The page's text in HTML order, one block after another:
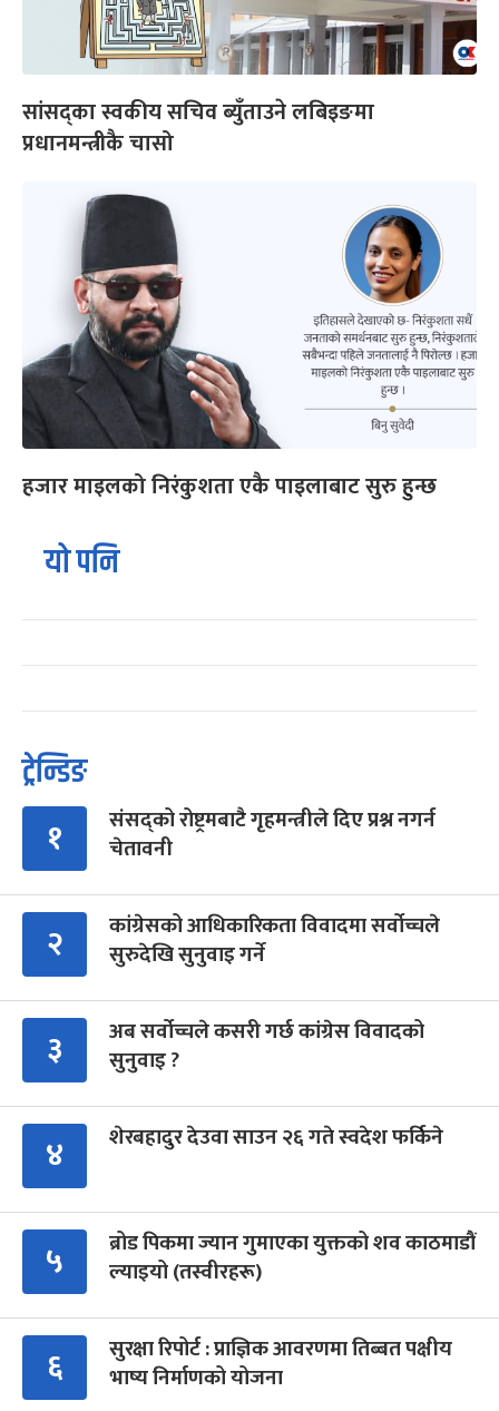
सांसद्का स्वकीय सचिव ब्युँताउने लबिइङमा
प्रधानमन्त्रीकै चासो
हजार माइलको निरंकुशता एकै पाइलाबाट सुरु हुन्छ
यो पनि
ट्रेन्डिङ
१
संसद्को रोष्ट्रमबाटै गृहमन्त्रीले दिए प्रश्न नगर्न
चेतावनी
२
कांग्रेसको आधिकारिकता विवादमा सर्वोच्चले
सुरुदेखि सुनुवाइ गर्ने
३
अब सर्वोच्चले कसरी गर्छ कांग्रेस विवादको
सुनुवाइ ?
४ शेरबहादुर देउवा साउन २६ गते स्वदेश फर्किने
५
ब्रोड पिकमा ज्यान गुमाएका युक्तको शव काठमाडौं
ल्याइयो (तस्वीरहरू)
६
सुरक्षा रिपोर्ट : प्राज्ञिक आवरणमा तिब्बत पक्षीय
भाष्य निर्माणको योजना